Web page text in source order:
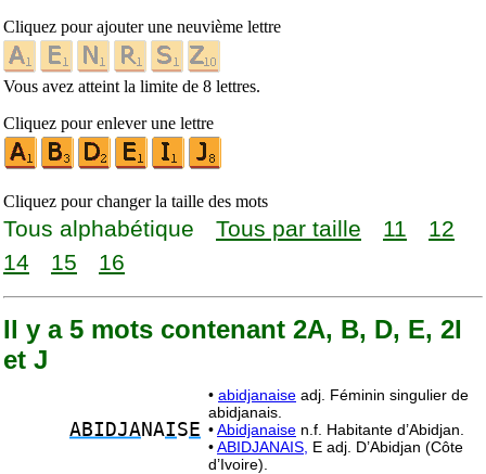
Cliquez pour ajouter une neuvième lettre
Vous avez atteint la limite de 8 lettres.
Cliquez pour enlever une lettre
Cliquez pour changer la taille des mots
Tous alphabétique Tous par taille 11
12
14
15 16
Il y a 5 mots contenant 2A, B, D, E, 2I
et J
ABIDJANAIS E
• abidjanaise adj. Féminin singulier de
abidjanais.
•Abidjanaise n.f. Habitante d’Abidjan.
•ABIDJANAIS, E adj. D’Abidjan (Côte
d’Ivoire).